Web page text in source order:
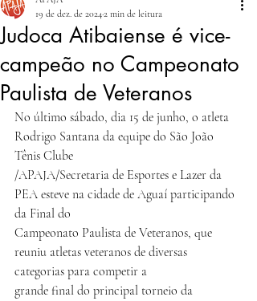
Judoca Atibaiense é vice-
campeão no Campeonato
Paulista de Veteranos
19 de dez. de 20242 min de leitura
No último sábado, dia 15 de junho, o atleta
Rodrigo Santana da equipe do São João
Tênis Clube
/APAJA/Secretaria de Esportes e Lazer da
PEA esteve na cidade de Aguaí participando
da Final do
Campeonato Paulista de Veteranos, que
reuniu atletas veteranos de diversas
categorias para competir a
grande final do principal torneio da